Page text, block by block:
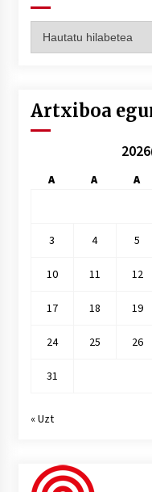
hilez
Artxiboa
A A A
3 4 5
10 11 12
17 18 19
24 25 26
31
« Uzt